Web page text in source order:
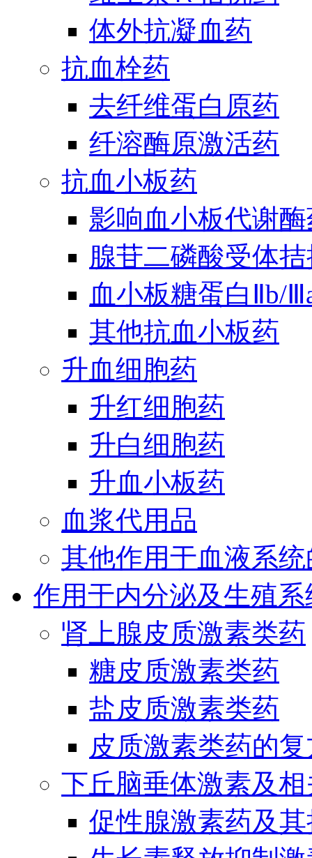
体外抗凝血药
抗血栓药
去纤维蛋白原药
纤溶酶原激活药
抗血小板药
影响血小板代谢
腺苷二磷酸受体
血小板糖蛋白Ⅱb/
其他抗血小板药
升血细胞药
升红细胞药
升白细胞药
升血小板药
血浆代用品
其他作用于血液系
作用于内分泌及生殖
肾上腺皮质激素类药
糖皮质激素类药
盐皮质激素类药
皮质激素类药的
下丘脑垂体激素及
促性腺激素药及